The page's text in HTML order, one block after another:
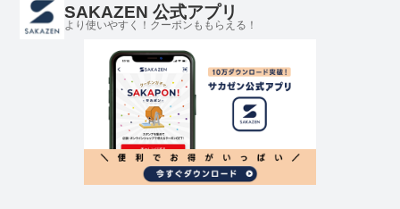
SAKAZEN 公式アプリ
より使いやすく！クーポンももらえる！